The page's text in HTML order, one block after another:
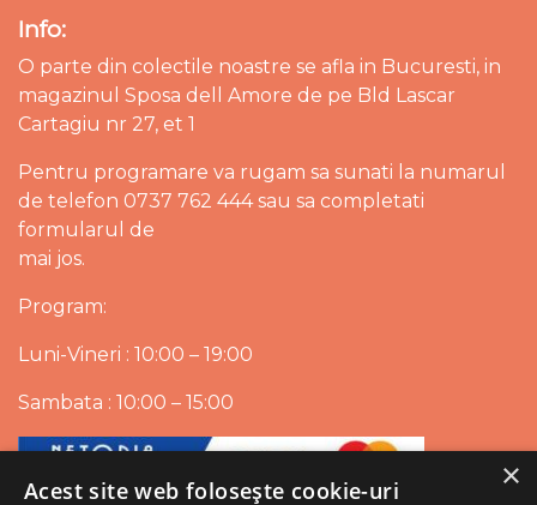
Info:
O parte din colectile noastre se afla in Bucuresti, in
magazinul Sposa dell Amore de pe Bld Lascar
Cartagiu nr 27, et 1
Pentru programare va rugam sa sunati la numarul
de telefon 0737 762 444 sau sa completati
formularul de
mai jos.
Program:
Luni-Vineri : 10:00 – 19:00
Sambata : 10:00 – 15:00
×
Acest site web folosește cookie-uri